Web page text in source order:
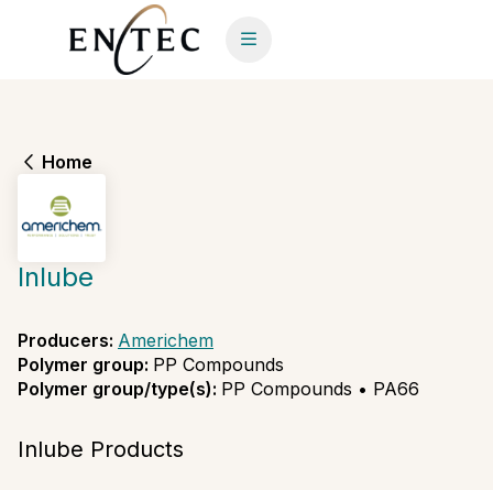
Home
Inlube
Producers: Americhem
Polymer group: PP Compounds
Polymer group/type(s): PP Compounds • PA66
Inlube Products